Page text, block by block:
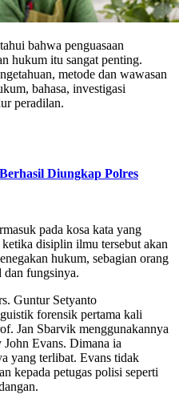
bahwa penguasaan
hukum itu sangat penting.
metode dan wawasan
bahasa, investigasi
peradilan.
Diungkap Polres
pada kosa kata yang
disiplin ilmu tersebut akan
hukum, sebagian orang
dan fungsinya.
Guntur Setyanto
forensik pertama kali
Jan Sbarvik menggunakannya
Evans. Dimana ia
yang terlibat. Evans tidak
kepada petugas polisi seperti